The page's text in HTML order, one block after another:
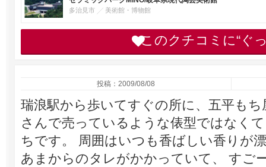
多治見市 美術館・博物館
このクチコミに“ぐ
投稿：2009/08/08
瑞浪駅から歩いてすぐの所に、五平も
さんで売っているような俵型ではなく
ちです。 周囲はいつも香ばしい香りが
あまからのタレがかかっていて、 すご